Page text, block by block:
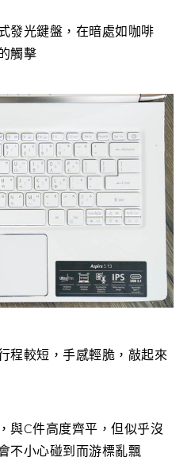
發光鍵盤，在暗處如咖啡
觸擊
程較短，手感輕脆，敲起來
與C件高度齊平，但似乎沒
不小心碰到而游標亂飄